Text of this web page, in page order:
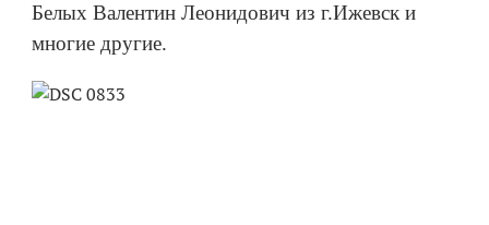
Белых Валентин Леонидович из г.Ижевск и
многие другие.